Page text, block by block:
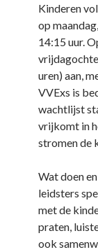
Kinderen
op
14:15 uur.
uren) aan,
VVExs is
wachtlijst
vrijkomt in
stromen de
Wat doen
leidsters
met de
praten,
ook